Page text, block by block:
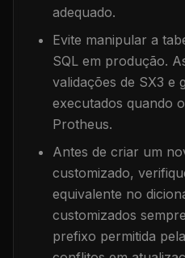
adequado.
Evite manipular a
SQL em produção.
validações de SX3 e
executados quando
Protheus.
Antes de criar um
customizado,
equivalente no
customizados
prefixo permitida